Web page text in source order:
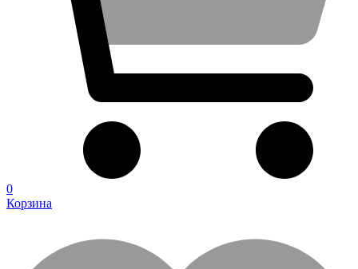
0
Корзина